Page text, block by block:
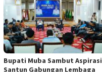
Bupati Muba Sambut Aspirasi
Santun Gabungan Lembaga